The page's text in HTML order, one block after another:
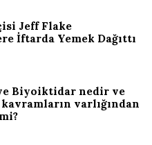
Jeff Flake
İftarda Yemek Dağıttı
Biyoiktidar nedir ve
varlığından